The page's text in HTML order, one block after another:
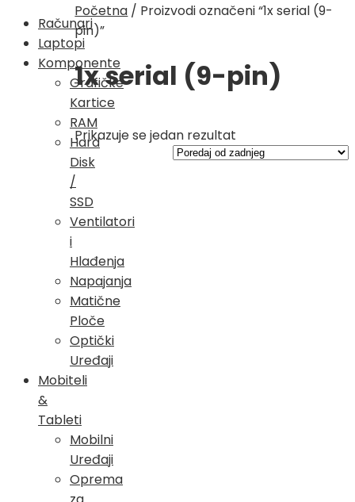
Računari
Laptopi
Komponente
Grafičke
Kartice
RAM
Hard
Disk
/
SSD
Ventilatori
i
Hlađenja
Napajanja
Matične
Ploče
Optički
Uređaji
Mobiteli
&
Tableti
Mobilni
Uređaji
Oprema
Početna / Proizvodi označeni “1x serial (9-
pin)”
1x serial (9-pin)
Prikazuje se jedan rezultat